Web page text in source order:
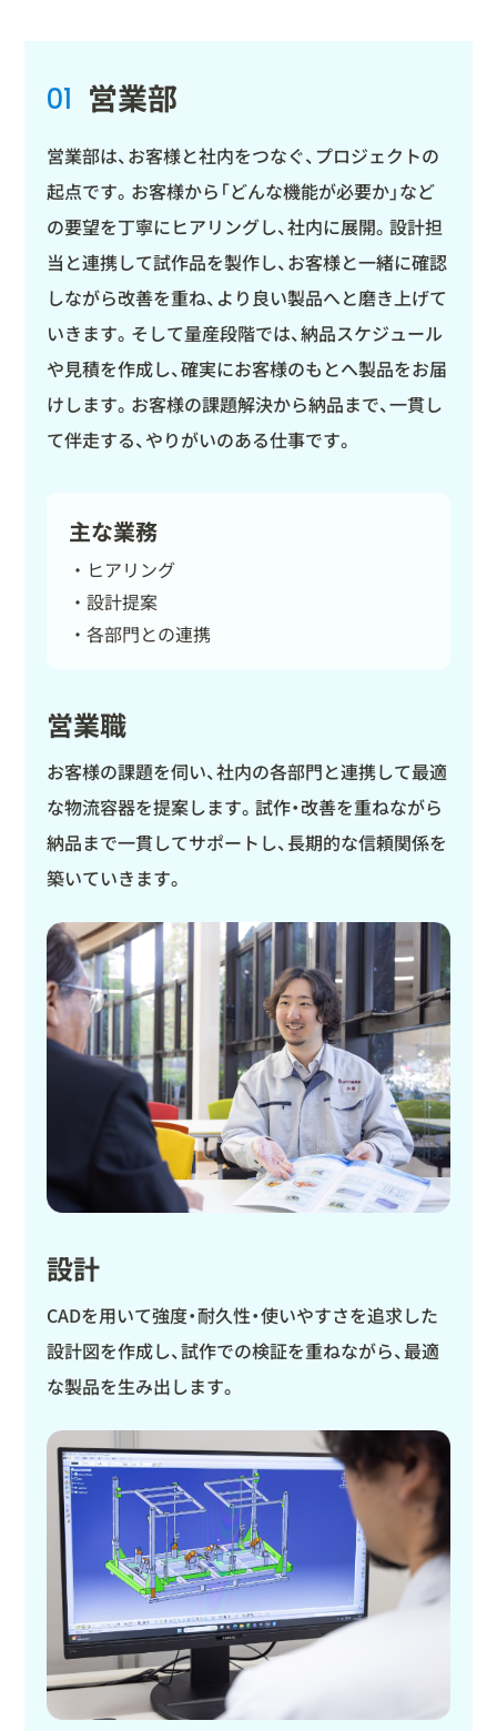
01 営業部
営業部は、お客様と社内をつなぐ、プロジェクトの
起点です。お客様から「どんな機能が必要か」など
の要望を丁寧にヒアリングし、社内に展開。設計担
当と連携して試作品を製作し、お客様と一緒に確認
しながら改善を重ね、より良い製品へと磨き上げて
いきます。そして量産段階では、納品スケジュール
や見積を作成し、確実にお客様のもとへ製品をお届
けします。お客様の課題解決から納品まで、一貫し
て伴走する、やりがいのある仕事です。
主な業務
ヒアリング
設計提案
各部門との連携
営業職
お客様の課題を伺い、社内の各部門と連携して最適
な物流容器を提案します。試作・改善を重ねながら
納品まで一貫してサポートし、長期的な信頼関係を
築いていきます。
設計
CADを用いて強度・耐久性・使いやすさを追求した
設計図を作成し、試作での検証を重ねながら、最適
な製品を生み出します。